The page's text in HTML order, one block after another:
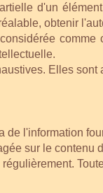
d'un
obtenir
Elles
de l'information
sur le contenu